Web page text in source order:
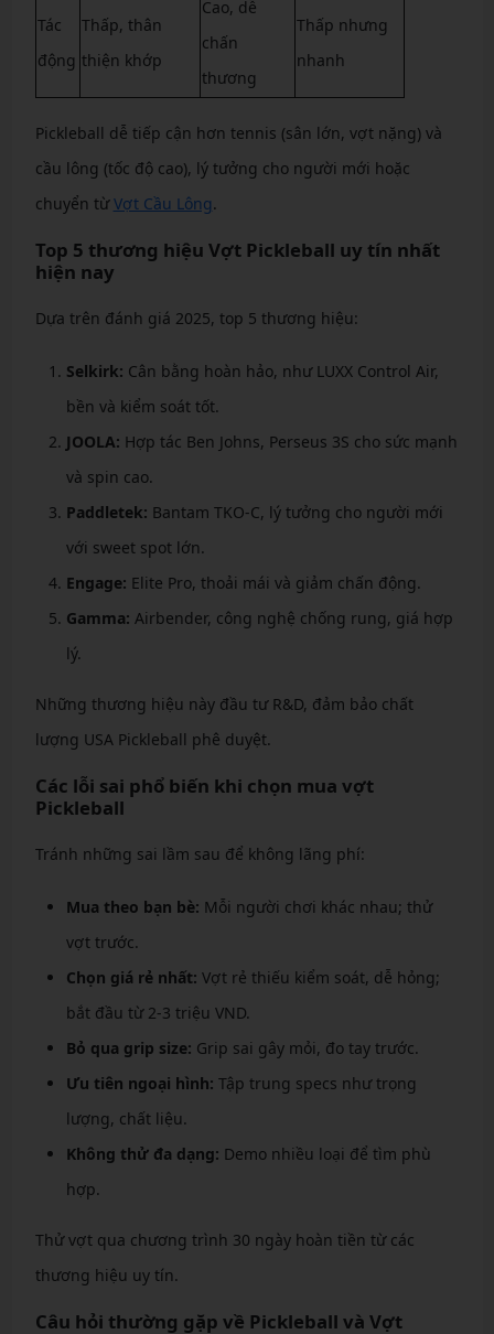
Tác
động
Thấp, thân
thiện khớp
Cao, dễ
chấn
thương
Thấp nhưng
nhanh
Pickleball dễ tiếp cận hơn tennis (sân lớn, vợt nặng) và
cầu lông (tốc độ cao), lý tưởng cho người mới hoặc
chuyển từVợt Cầu Lông.
Top 5 thương hiệu Vợt Pickleball uy tín nhất
hiện nay
Dựa trên đánh giá 2025, top 5 thương hiệu:
Selkirk: Cân bằng hoàn hảo, như LUXX Control Air,
bền và kiểm soát tốt.
JOOLA: Hợp tác Ben Johns, Perseus 3S cho sức mạnh
và spin cao.
Paddletek: Bantam TKO-C, lý tưởng cho người mới
với sweet spot lớn.
Engage: Elite Pro, thoải mái và giảm chấn động.
Gamma: Airbender, công nghệ chống rung, giá hợp
lý.
Những thương hiệu này đầu tư R&D, đảm bảo chất
lượng USA Pickleball phê duyệt.
Các lỗi sai phổ biến khi chọn mua vợt
Pickleball
Tránh những sai lầm sau để không lãng phí:
Mua theo bạn bè: Mỗi người chơi khác nhau; thử
vợt trước.
Chọn giá rẻ nhất: Vợt rẻ thiếu kiểm soát, dễ hỏng;
bắt đầu từ 2-3 triệu VND.
Bỏ qua grip size: Grip sai gây mỏi, đo tay trước.
Ưu tiên ngoại hình: Tập trung specs như trọng
lượng, chất liệu.
Không thử đa dạng: Demo nhiều loại để tìm phù
hợp.
Thử vợt qua chương trình 30 ngày hoàn tiền từ các
thương hiệu uy tín.
Câu hỏi thường gặp về Pickleball và Vợt